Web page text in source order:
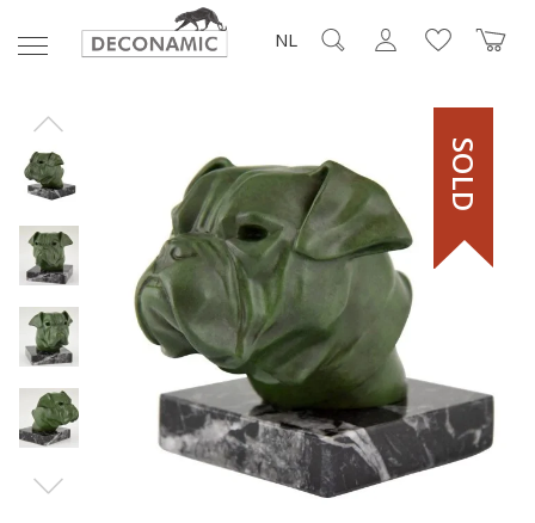
NL
SOLD